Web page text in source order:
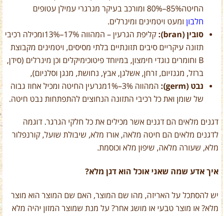
החיטה85%
–
80%ומורכב בעיקר מגרגרי עמילן עטופים
חלבוןומעט ויטמינים ומינרלים.
סובין (bran):
קליפת הגרעין – המהווה 17%
–
13%ומכילה רכיבי
תזונה עיקריים סיבים תזונתיים בלתי מסיסים, ויטמינים מקבוצת
B וחומרים נוגדי חימצון, במיוחד פיטוכימיקלים וכן מינרלים (סידן,
ברזל, מגנזיום, זרחן, אשלגן, אבץ, נחושת, מנגן וסלניום),
נבט (germ):
המהווה 3%
–
1%מגרעין החיטה ומכיל אחוז גבוה
של שומן ואת כל רכיבי התזונה הנחוצים להתפתחות נבט חיטה.
דגנים מלאים הם דגנים אשר מכילים את כל חלקי הגרגר. דוגמה
לדגנים מלאים הם חיטה מלאה, אורז מלא, שיבולת שועל, קורנפלור
מלא, שעורה מלאה, שיפון מלא וכוסמת.
איך אדע שמה שאני אוכל הוא דגן מלא?
יש להסתכל על האריזה, מהו שם המוצר, האם שם המוצר הוא מוצר
מלא? או מוצר טבעי או מושג אחר? על מנת שמוצר המזון יהיה מלא